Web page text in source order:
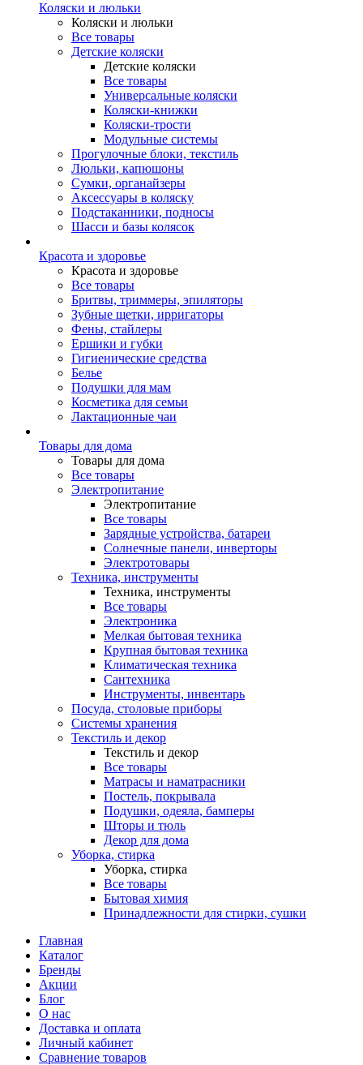
Коляски и люльки
Коляски и люльки
Все товары
Детские коляски
Детские коляски
Все товары
Универсальные коляски
Коляски-книжки
Коляски-трости
Модульные системы
Прогулочные блоки, текстиль
Люльки, капюшоны
Сумки, органайзеры
Аксессуары в коляску
Подстаканники, подносы
Шасси и базы колясок
Красота и здоровье
Красота и здоровье
Все товары
Бритвы, триммеры, эпиляторы
Зубные щетки, ирригаторы
Фены, стайлеры
Ершики и губки
Гигиенические средства
Белье
Подушки для мам
Косметика для семьи
Лактационные чаи
Товары для дома
Товары для дома
Все товары
Электропитание
Электропитание
Все товары
Зарядные устройства, батареи
Солнечные панели, инверторы
Электротовары
Техника, инструменты
Техника, инструменты
Все товары
Электроника
Мелкая бытовая техника
Крупная бытовая техника
Климатическая техника
Сантехника
Инструменты, инвентарь
Посуда, столовые приборы
Системы хранения
Текстиль и декор
Текстиль и декор
Все товары
Матрасы и наматрасники
Постель, покрывала
Подушки, одеяла, бамперы
Шторы и тюль
Декор для дома
Уборка, стирка
Уборка, стирка
Все товары
Бытовая химия
Принадлежности для стирки, сушки
Главная
Каталог
Бренды
Акции
Блог
О нас
Доставка и оплата
Личный кабинет
Сравнение товаров